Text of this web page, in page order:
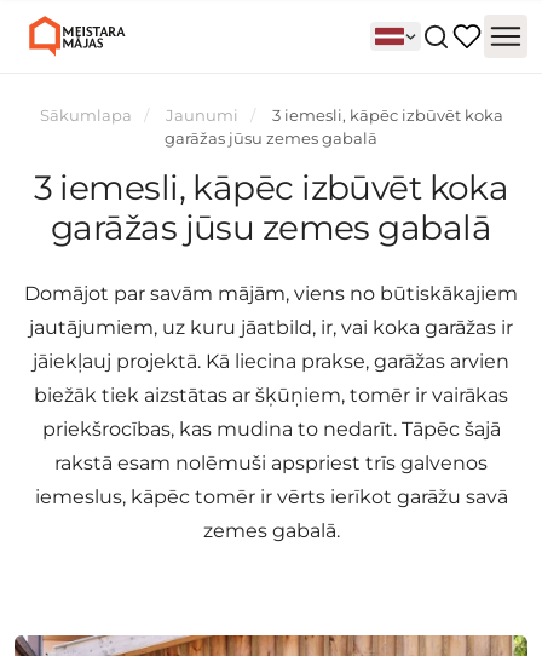
Sākumlapa Jaunumi
3 iemesli, kāpēc izbūvēt koka
garāžas jūsu zemes gabalā
3 iemesli, kāpēc izbūvēt koka
garāžas jūsu zemes gabalā
Domājot par savām mājām, viens no būtiskākajiem
jautājumiem, uz kuru jāatbild, ir, vai koka garāžas ir
jāiekļauj projektā. Kā liecina prakse, garāžas arvien
biežāk tiek aizstātas ar šķūņiem, tomēr ir vairākas
priekšrocības, kas mudina to nedarīt. Tāpēc šajā
rakstā esam nolēmuši apspriest trīs galvenos
iemeslus, kāpēc tomēr ir vērts ierīkot garāžu savā
zemes gabalā.